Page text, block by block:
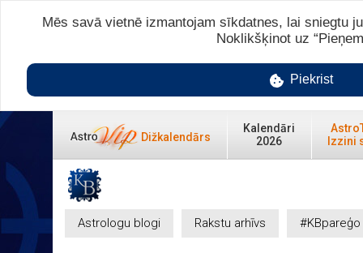
Dižkalendārs
Kalendāri
2026
Izzini
Astrologu blogi Rakstu arhīvs #KBpareģo
Mēs savā vietnē izmantojam sīkdatnes, lai sniegtu
Noklikšķinot uz
Piekrist